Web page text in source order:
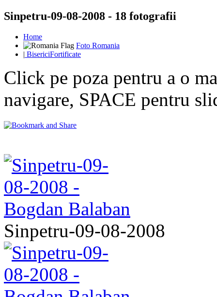
Sinpetru-09-08-2008 - 18 fotografii
Home
Foto Romania
| BisericiFortificate
Click pe poza pentru a o
navigare, SPACE pentru
Sinpetru-09-08-2008